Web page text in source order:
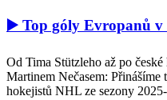
▶️ Top góly Evropanů v
Od Tima Stützleho až po
Martinem Nečasem:
hokejistů NHL ze sezony